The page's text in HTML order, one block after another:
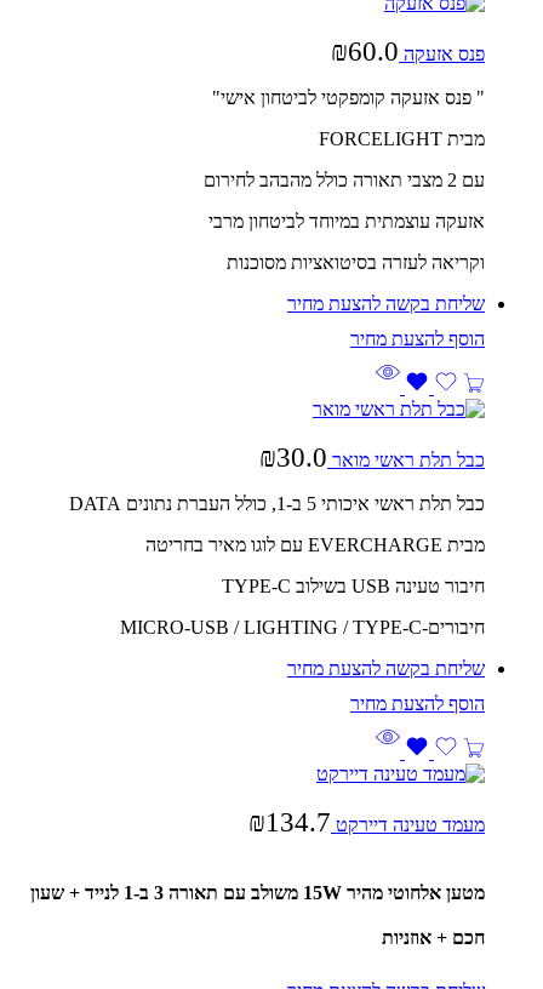
פנס אזעקה ₪60.0
" פנס אזעקה קומפקטי לביטחון אישי"
מבית FORCELIGHT
עם 2 מצבי תאורה כולל מהבהב לחירום
אזעקה עוצמתית במיוחד לביטחון מרבי
וקריאה לעזרה בסיטואציות מסוכנות
שליחת בקשה להצעת מחיר
כבל תלת ראשי מואר ₪30.0
כבל תלת ראשי איכותי 5 ב-1, כולל העברת נתונים DATA
מבית EVERCHARGE עם לוגו מאיר בחריטה
חיבור טעינה USB בשילוב TYPE-C
חיבורים-MICRO-USB / LIGHTING / TYPE-C
שליחת בקשה להצעת מחיר
מעמד טעינה דיירקט ₪134.7
מטען אלחוטי מהיר 15W משולב עם תאורה 3 ב-1 לנייד + שעון
חכם + אוזניות